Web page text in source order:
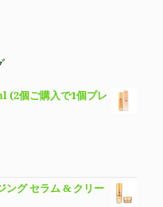
(2個ご購入で1個プレ
ング セラム & クリー